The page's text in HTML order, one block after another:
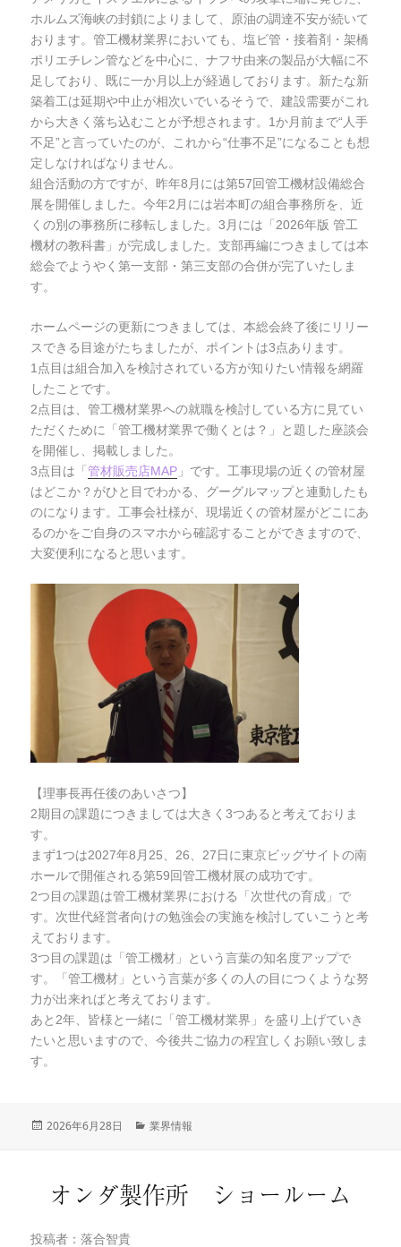
ホルムズ海峡の封鎖によりまして、原油の調達不安が続いて
おります。管工機材業界においても、塩ビ管・接着剤・架橋
ポリエチレン管などを中心に、ナフサ由来の製品が大幅に不
足しており、既に一か月以上が経過しております。新たな新
築着工は延期や中止が相次いでいるそうで、建設需要がこれ
から大きく落ち込むことが予想されます。1か月前まで“人手
不足”と言っていたのが、これから“仕事不足”になることも想
定しなければなりません。
組合活動の方ですが、昨年8月には第57回管工機材設備総合
展を開催しました。今年2月には岩本町の組合事務所を、近
くの別の事務所に移転しました。3月には「2026年版 管工
機材の教科書」が完成しました。支部再編につきましては本
総会でようやく第一支部・第三支部の合併が完了いたしま
す。
ホームページの更新につきましては、本総会終了後にリリー
スできる目途がたちましたが、ポイントは3点あります。
1点目は組合加入を検討されている方が知りたい情報を網羅
したことです。
2点目は、管工機材業界への就職を検討している方に見てい
ただくために「管工機材業界で働くとは？」と題した座談会
を開催し、掲載しました。
3点目は「管材販売店MAP 」です。工事現場の近くの管材屋
はどこか？がひと目でわかる、グーグルマップと連動したも
のになります。工事会社様が、現場近くの管材屋がどこにあ
るのかをご自身のスマホから確認することができますので、
大変便利になると思います。
【理事長再任後のあいさつ】
2期目の課題につきましては大きく3つあると考えておりま
す。
まず1つは2027年8月25、26、27日に東京ビッグサイトの南
ホールで開催される第59回管工機材展の成功です。
2つ目の課題は管工機材業界における「次世代の育成」で
す。次世代経営者向けの勉強会の実施を検討していこうと考
えております。
3つ目の課題は「管工機材」という言葉の知名度アップで
す。「管工機材」という言葉が多くの人の目につくような努
力が出来ればと考えております。
あと2年、皆様と一緒に「管工機材業界」を盛り上げていき
たいと思いますので、今後共ご協力の程宜しくお願い致しま
す。
投
2026年6月28日
カ
ー
業界情報
オンダ製作所 ショールーム
投稿者：落合智貴